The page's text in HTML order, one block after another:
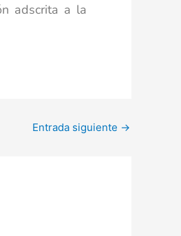
adscrita a la
Entrada siguiente →